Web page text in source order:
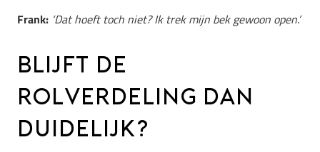
Frank: ‘Dat hoeft toch niet? Ik trek mijn bek gewoon open.’
BLIJFT DE
ROLVERDELING DAN
DUIDELIJK?